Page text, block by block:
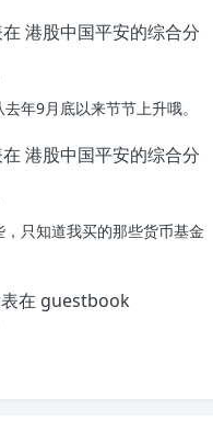
港股中国平安的综合分
年9月底以来节节上升哦。
港股中国平安的综合分
，只知道我买的那些货币基金
在 guestbook